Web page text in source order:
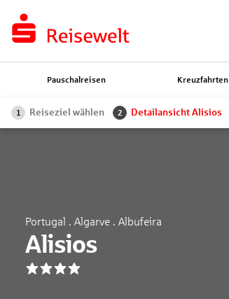
Pauschalreisen Kreuzfahrten
1 Reiseziel wählen 2 Detailansicht Alisios
Portugal . Algarve . Albufeira
Alisios
4